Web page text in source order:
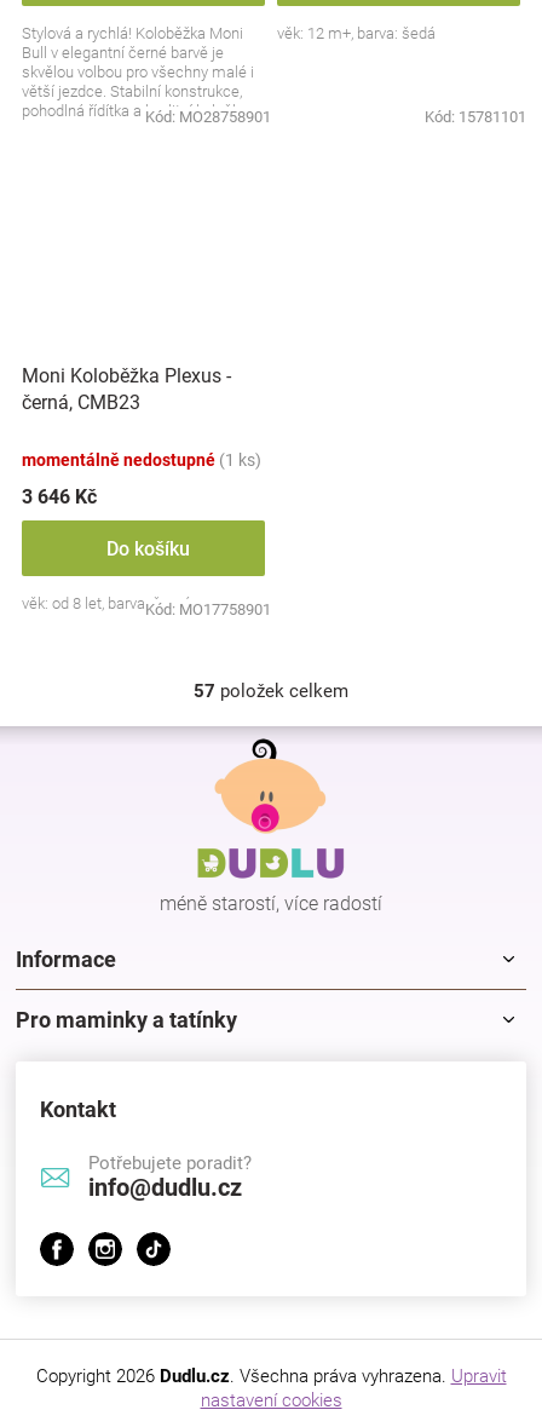
Stylová a rychlá! Koloběžka Moni
Bull v elegantní černé barvě je
skvělou volbou pro všechny malé i
větší jezdce. Stabilní konstrukce,
pohodlná řídítka a kvalitní kolečka
Kód: MO28758901
věk: 12 m+, barva: šedá
Kód: 15781101
Moni Koloběžka Plexus -
černá, CMB23
momentálně nedostupné (1 ks)
3 646 Kč
Do košíku
věk: od 8 let, barva: černá
Kód: MO17758901
O
v
l
d
a
c
í
p
r
57 položek celkem
Z
méně starostí, více radostí
Informace
Pro maminky a tatínky
Kontakt
Potřebujete poradit?
info@dudlu.cz
Copyright 2026 Dudlu.cz. Všechna práva vyhrazena. Upravit
nastavení cookies